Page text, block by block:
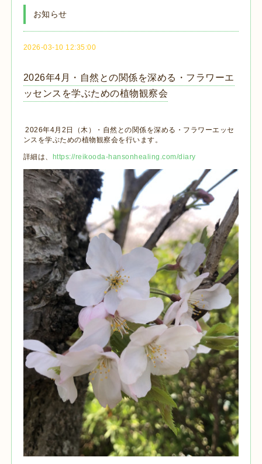
お知らせ
2026-03-10 12:35:00
2026年4月・自然との関係を深める・フラワーエ
ッセンスを学ぶための植物観察会
2026年4月2日（木）・自然との関係を深める・フラワーエッセ
ンスを学ぶための植物観察会を行います。
詳細は、 https://reikooda-hansonhealing.com/diary